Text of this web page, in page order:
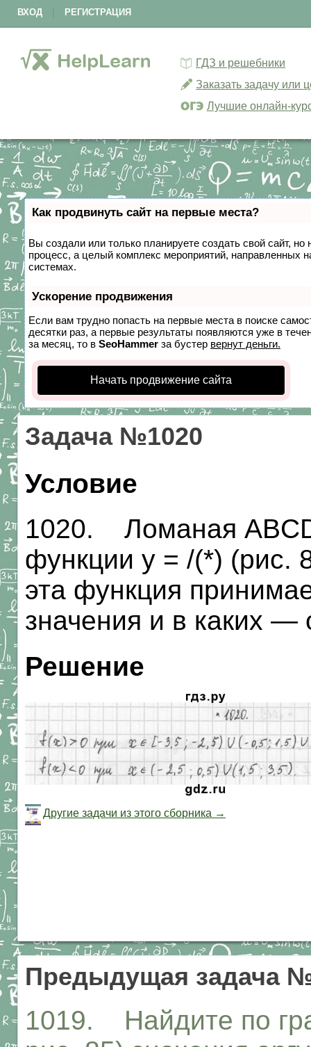
ВХОД РЕГИСТРАЦИЯ
ГДЗ и решебники
Заказать задачу или
Лучшие онлайн-
Как продвинуть сайт на первые места?
Вы создали или только планируете создать свой сайт,
процесс, а целый комплекс мероприятий, направленных
системах.
Ускорение продвижения
Если вам трудно попасть на первые места в поиске
десятки раз, а первые результаты появляются уже в
за месяц, то в SeoHammer за бустер вернут деньги.
Начать продвижение сайта
Задача №1020
Условие
1020. Ломаная
функции у = /(*) (рис.
эта функция
значения и в каких —
Решение
Другие задачи из этого сборника →
Предыдущая задача
1019. Найдите по